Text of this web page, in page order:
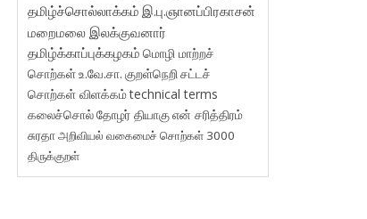
தமிழ்ச்சொல்லாக்கம் இ.பு.ஞானப்பிரகாசன்
மறைமலை இலக்குவனார்
தமிழ்க்காப்புக்கழகம் மொழி மாற்றச்
சொற்கள்உ.வே.சா. குறள்நெறி சட்டச்
சொற்கள் விளக்கம்technical terms
கலைச்சொல்தோழர் தியாகுஎன் சரித்திரம்
சுரதாஅறிவியல் வகைமைச் சொற்கள் 3000
திருக்குறள்